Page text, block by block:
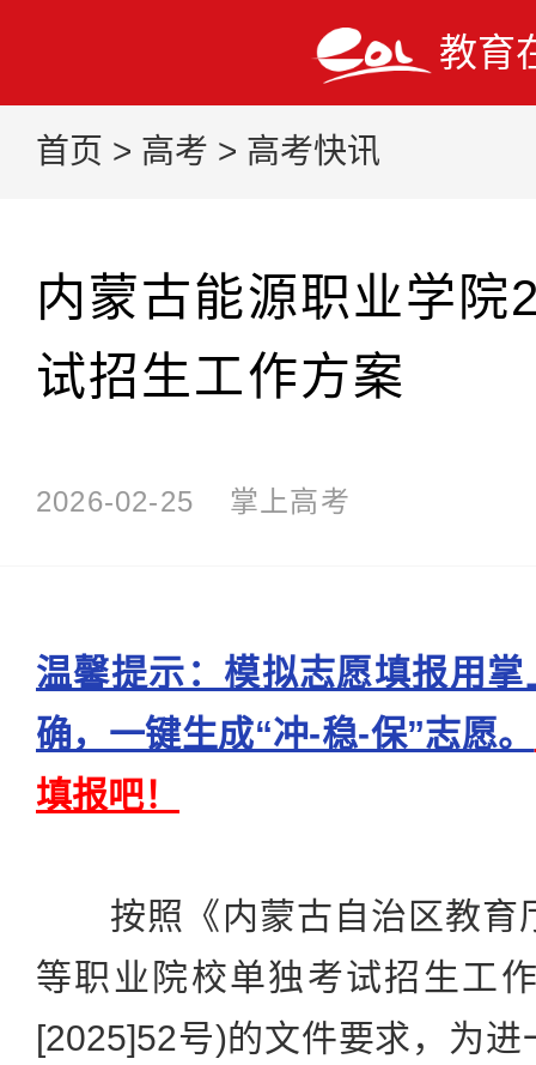
教育
首页 > 高考 > 高考快讯
内蒙古能源职业学院
试招生工作方案
2026-02-25 掌上高考
温馨提示：模拟志愿填报用
确，一键生成“冲-稳-保”志愿。
填报吧！
按照《内蒙古自治区教育
等职业院校单独考试招生工
[2025]52号)的文件要求，为